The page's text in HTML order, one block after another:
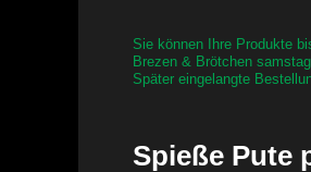
Sie können Ihre Produkte
Brezen & Brötchen
Später eingelangte
Spieße Pute